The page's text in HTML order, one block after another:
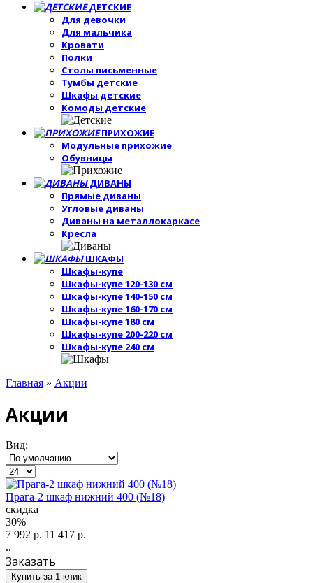
ДЕТСКИЕ
Для девочки
Для мальчика
Кровати
Полки
Столы письменные
Тумбы детские
Шкафы детские
Комоды детские
ПРИХОЖИЕ
Модульные прихожие
Обувницы
ДИВАНЫ
Прямые диваны
Угловые диваны
Диваны на металлокаркасе
Кресла
ШКАФЫ
Шкафы-купе
Шкафы-купе 120-130 см
Шкафы-купе 140-150 см
Шкафы-купе 160-170 см
Шкафы-купе 180 см
Шкафы-купе 200-220 см
Шкафы-купе 240 см
Главная » Акции
Акции
Вид:
Прага-2 шкаф нижний 400 (№18)
скидка
30%
7 992 р. 11 417 р.
..
Заказать
Купить за 1 клик